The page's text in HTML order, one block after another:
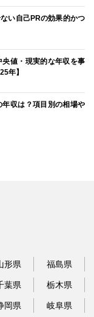
い自己PRの効果的かつ
値・現実的な年収を事
年】
収は？項目別の相場や
形県 福島県
葉県 栃木県
岡県 岐阜県